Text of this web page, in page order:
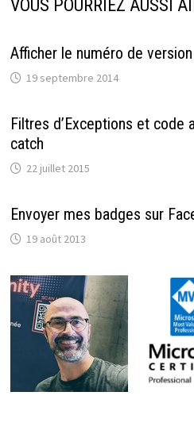
VOUS POURRIEZ AUSSI
Afficher le numéro de
19 septembre 2014
Filtres d’Exceptions et code
catch
22 juillet 2015
Envoyer mes badges sur
19 août 2013